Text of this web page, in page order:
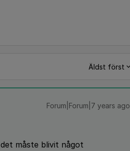
Äldst först
Forum|Forum|7 years ago
måste blivit något